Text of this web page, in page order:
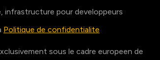
infrastructure pour developpeurs
Politique de confidentialite
sous le cadre europeen de